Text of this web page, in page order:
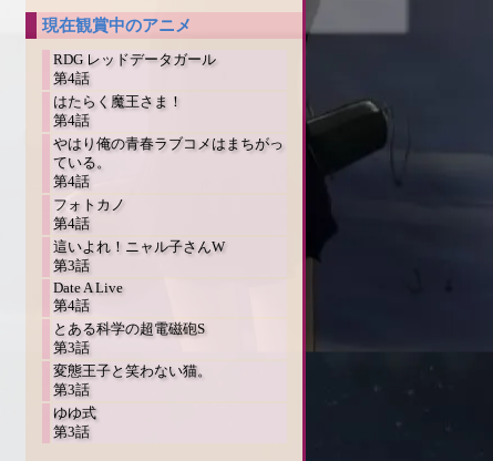
現在観賞中のアニメ
RDG レッドデータガール
第4話
はたらく魔王さま！
第4話
やはり俺の青春ラブコメはまちがっ
ている。
第4話
フォトカノ
第4話
這いよれ！ニャル子さんW
第3話
Date A Live
第4話
とある科学の超電磁砲S
第3話
変態王子と笑わない猫。
第3話
ゆゆ式
第3話